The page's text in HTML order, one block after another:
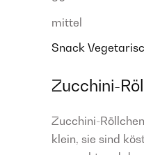
mittel
Snack
Zucchini-
Zucchini-
klein, sie sind